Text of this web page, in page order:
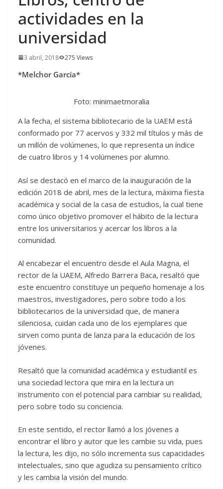
actividades en la
universidad
3 abril, 2018 275 Views
*Melchor García*
Foto: minimaetmoralia
A la fecha, el sistema bibliotecario de la UAEM está
conformado por 77 acervos y 332 mil títulos y más de
un millón de volúmenes, lo que representa un índice
de cuatro libros y 14 volúmenes por alumno.
Así se destacó en el marco de la inauguración de la
edición 2018 de abril, mes de la lectura, máxima fiesta
académica y social de la casa de estudios, la cual tiene
como único objetivo promover el hábito de la lectura
entre los universitarios y acercar los libros a la
comunidad.
Al encabezar el encuentro desde el Aula Magna, el
rector de la UAEM, Alfredo Barrera Baca, resaltó que
este encuentro constituye un pequeño homenaje a los
maestros, investigadores, pero sobre todo a los
bibliotecarios de la universidad que, de manera
silenciosa, cuidan cada uno de los ejemplares que
sirven como punta de lanza para la educación de los
jóvenes.
Resaltó que la comunidad académica y estudiantil es
una sociedad lectora que mira en la lectura un
instrumento con el potencial para cambiar su realidad,
pero sobre todo su conciencia.
En este sentido, el rector llamó a los jóvenes a
encontrar el libro y autor que les cambie su vida, pues
la lectura, les dijo, no sólo incrementa sus capacidades
intelectuales, sino que agudiza su pensamiento crítico
y les cambia la visión del mundo.